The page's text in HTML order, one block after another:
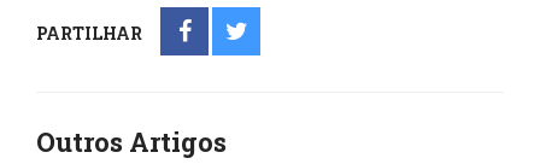
PARTILHAR
Outros Artigos